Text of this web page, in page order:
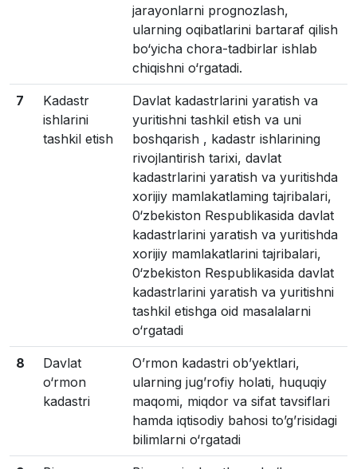
jarayonlarni prognozlash,
ularning oqibatlarini bartaraf qilish
bo‘yicha chora-tadbirlar ishlab
chiqishni o‘rgatadi.
7
Kadastr
ishlarini
tashkil etish
Davlat kadastrlarini yaratish va
yuritishni tashkil etish va uni
boshqarish , kadastr ishlarining
rivojlantirish tarixi, davlat
kadastrlarini yaratish va yuritishda
xorijiy mamlakatlaming tajribalari,
0‘zbekiston Respublikasida davlat
kadastrlarini yaratish va yuritishda
xorijiy mamlakatlarini tajribalari,
0‘zbekiston Respublikasida davlat
kadastrlarini yaratish va yuritishni
tashkil etishga oid masalalarni
o‘rgatadi
8
Davlat
o‘rmon
kadastri
Oʼrmon kadastri obʼyektlari,
ularning jugʼrofiy holati, huquqiy
maqomi, miqdor va sifat tavsiflari
hamda iqtisodiy bahosi toʼgʼrisidagi
bilimlarni o‘rgatadi